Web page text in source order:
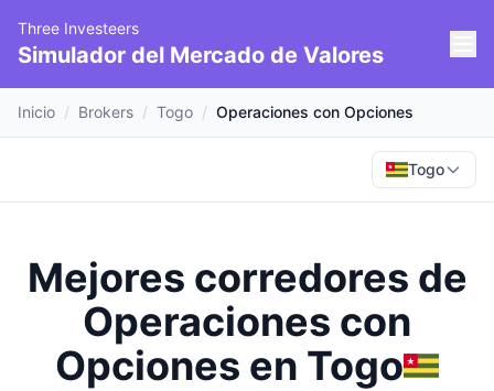
Three Investeers
Simulador del Mercado de Valores
Inicio / Brokers / Togo / Operaciones con Opciones
Togo
Mejores corredores de
Operaciones con
Opciones en Togo